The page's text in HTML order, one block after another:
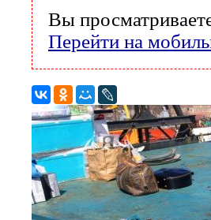
Вы
Перейти на